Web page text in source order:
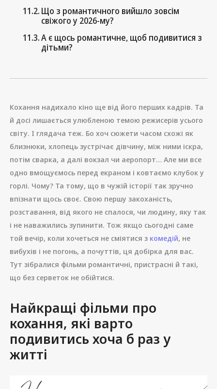
Що з романтичного вийшло зовсім
свіжого у 2026-му?
А є щось романтичне, щоб подивитися з
дітьми?
Кохання надихало кіно ще від його перших кадрів. Та
й досі лишається улюбленою темою режисерів усього
світу. І глядача теж. Бо хоч сюжети часом схожі як
близнюки, хлопець зустрічає дівчину, між ними іскра,
потім сварка, а далі вокзал чи аеропорт… Але ми все
одно вмощуємось перед екраном і ковтаємо клубок у
горлі. Чому? Та тому, що в чужій історії так зручно
впізнати щось своє. Свою першу закоханість,
розставання, від якого не спалося, чи людину, яку так
і не наважились зупинити. Тож якщо сьогодні саме
той вечір, коли хочеться не сміятися з комедій, не
вибухів і не погонь, а почуттів, ця добірка для вас.
Тут зібралися фільми романтичні, пристрасні й такі,
що без серветок не обійтися.
Найкращі фільми про
кохання, які варто
подивитись хоча б раз у
житті